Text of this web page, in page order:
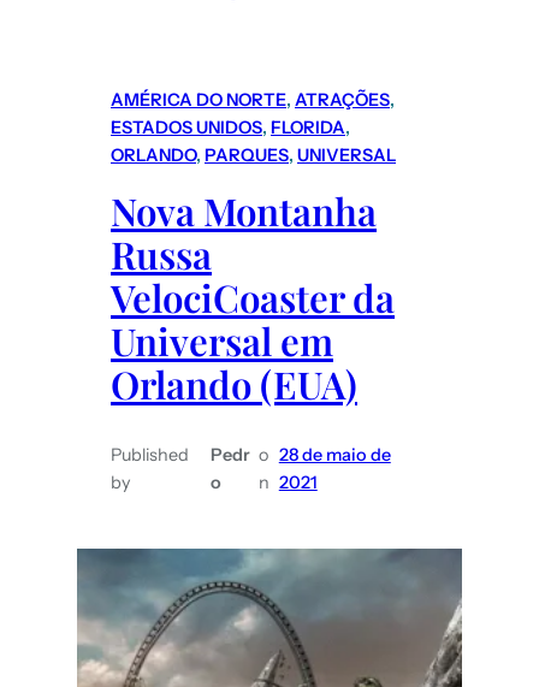
(EUA):
como
o
NY
metrô
e
AMÉRICA DO NORTE, ATRAÇÕES
ESTADOS UNIDOS, FLORIDA
ORLANDO, PARQUES, UNIVERSAL
Nova Montanha
Russa
VelociCoaster da
Universal em
Orlando (EUA)
Published
by
Pedr
o
o
n
28 de maio de
2021